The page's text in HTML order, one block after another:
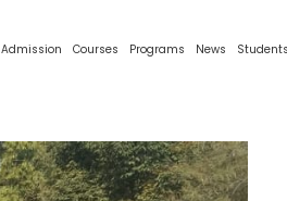
Admission Courses Programs News Students